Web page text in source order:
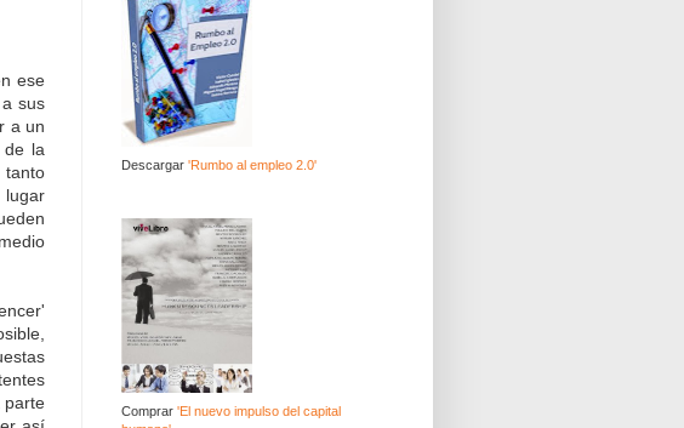
ese
sus
a un
de la
lugar
parte
Descargar 'Rumbo al empleo 2.0'
Comprar 'El nuevo impulso del capital